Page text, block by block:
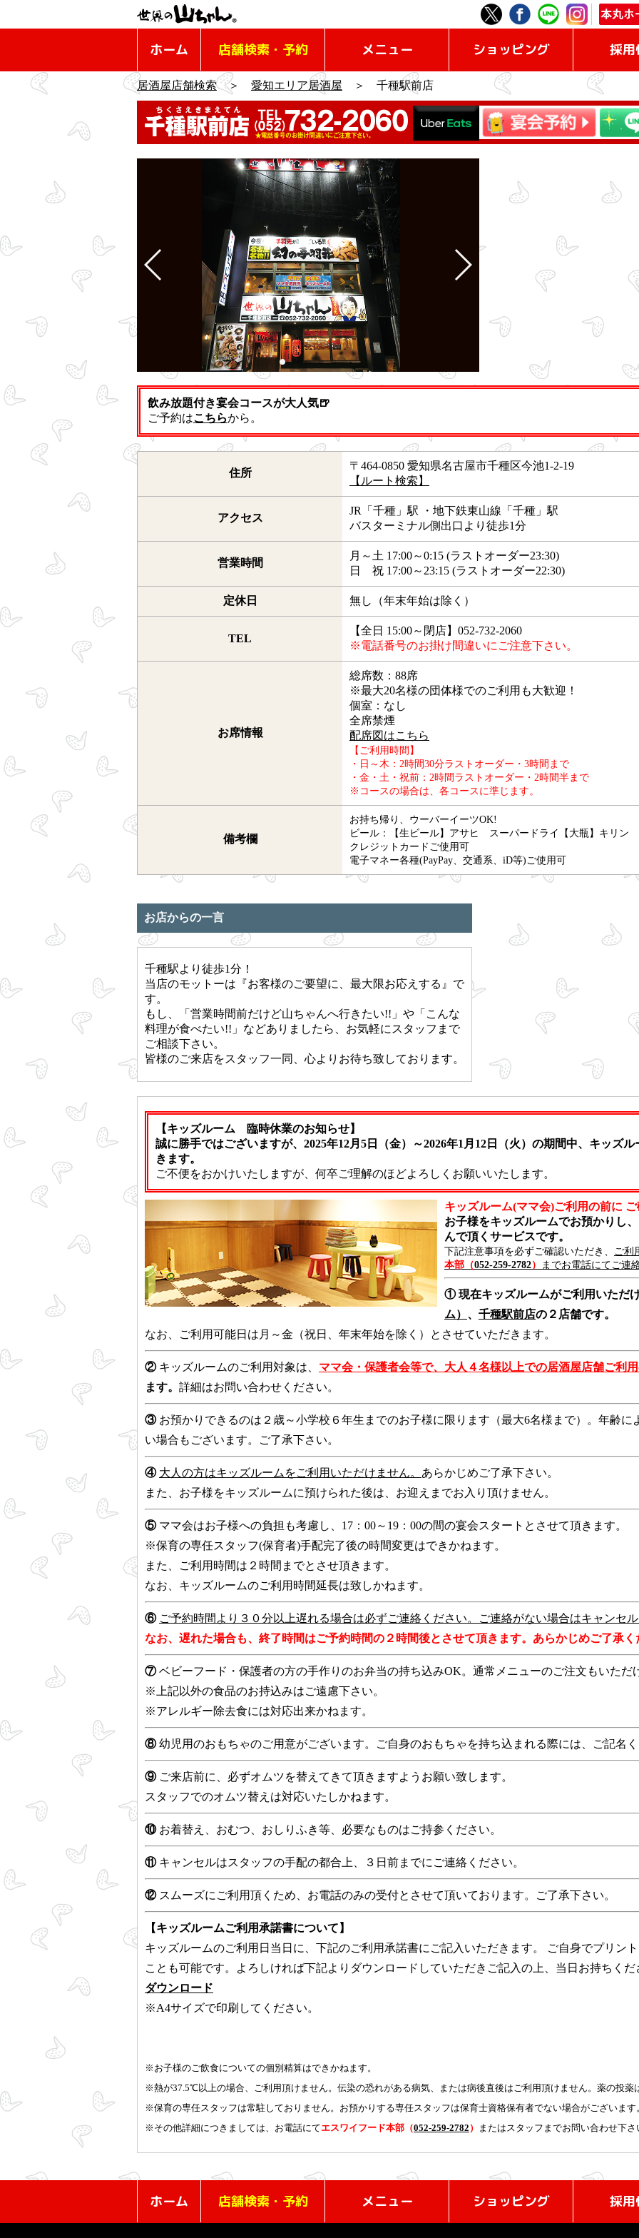
ホーム 店舗検索・予約 メニュー ショッピング 採用
居酒屋店舗検索＞ 愛知エリア居酒屋 ＞ 千種駅前店
飲み放題付き宴会コースが大人気🍺
ご予約はこちらから。
住所
〒464-0850 愛知県名古屋市千種区今池1-2-19
【ルート検索】
アクセス
JR「千種」駅 ・地下鉄東山線「千種」駅
バスターミナル側出口より徒歩1分
営業時間
月～土 17:00～0:15 (ラストオーダー23:30)
日 祝 17:00～23:15 (ラストオーダー22:30)
定休日 無し（年末年始は除く）
TEL
【全日 15:00～閉店】052-732-2060
※電話番号のお掛け間違いにご注意下さい。
お席情報
総席数：88席
※最大20名様の団体様でのご利用も大歓迎！
個室：なし
全席禁煙
配席図はこちら
【ご利用時間】
・日～木：2時間30分ラストオーダー・3時間まで
・金・土・祝前：2時間ラストオーダー・2時間半まで
※コースの場合は、各コースに準じます。
備考欄
お持ち帰り、ウーバーイーツOK!
ビール：【生ビール】アサヒ スーパードライ【大瓶】キリン
クレジットカードご使用可
電子マネー各種(PayPay、交通系、iD等)ご使用可
お店からの一言
千種駅より徒歩1分！
当店のモットーは『お客様のご要望に、最大限お応えする』で
す。
もし、「営業時間前だけど山ちゃんへ行きたい!!」や「こんな
料理が食べたい!!」などありましたら、お気軽にスタッフまで
ご相談下さい。
皆様のご来店をスタッフ一同、心よりお待ち致しております。
【キッズルーム 臨時休業のお知らせ】
誠に勝手ではございますが、2025年12月5日（金）～2026年1月12日（火）の期間中、キッズ
きます。
ご不便をおかけいたしますが、何卒ご理解のほどよろしくお願いいたします。
キッズルーム(ママ会)ご利用の前に
お子様をキッズルームでお預かりし
んで頂くサービスです。
下記注意事項を必ずご確認いただき、
ご利
本部（052-259-2782） までお電話にてご連
① 現在キッズルームがご利用いただ
ム） 、 千種駅前店の２店舗です。
なお、ご利用可能日は月～金（祝日、年末年始を除く）とさせていただきます。
②キッズルームのご利用対象は、 ママ会・保護者会等で、大人４名様以上での居酒屋店舗ご利
ます。 詳細はお問い合わせください。
③お預かりできるのは２歳～小学校６年生までのお子様に限ります（最大6名様まで）。年齢に
い場合もございます。ご了承下さい。
④ 大人の方はキッズルームをご利用いただけません。 あらかじめご了承下さい。
また、お子様をキッズルームに預けられた後は、お迎えまでお入り頂けません。
⑤ママ会はお子様への負担も考慮し、17：00～19：00の間の宴会スタートとさせて頂きます。
※保育の専任スタッフ(保育者)手配完了後の時間変更はできかねます。
また、ご利用時間は２時間までとさせ頂きます。
なお、キッズルームのご利用時間延長は致しかねます。
⑥ ご予約時間より３０分以上遅れる場合は必ずご連絡ください。ご連絡がない場合はキャンセ
なお、遅れた場合も、終了時間はご予約時間の２時間後とさせて頂きます。あらかじめご了承く
⑦ベビーフード・保護者の方の手作りのお弁当の持ち込みOK。通常メニューのご注文もいただ
※上記以外の食品のお持込みはご遠慮下さい。
※アレルギー除去食には対応出来かねます。
⑧幼児用のおもちゃのご用意がございます。ご自身のおもちゃを持ち込まれる際には、ご記名
⑨ご来店前に、必ずオムツを替えてきて頂きますようお願い致します。
スタッフでのオムツ替えは対応いたしかねます。
⑩お着替え、おむつ、おしりふき等、必要なものはご持参ください。
⑪キャンセルはスタッフの手配の都合上、３日前までにご連絡ください。
⑫スムーズにご利用頂くため、お電話のみの受付とさせて頂いております。ご了承下さい。
【キッズルームご利用承諾書について】
キッズルームのご利用日当日に、下記のご利用承諾書にご記入いただきます。 ご自身でプリン
ことも可能です。よろしければ下記よりダウンロードしていただきご記入の上、当日お持ちくだ
ダウンロード
※A4サイズで印刷してください。
※お子様のご飲食についての個別精算はできかねます。
※熱が37.5℃以上の場合、ご利用頂けません。伝染の恐れがある病気、または病後直後はご利用頂けません。薬の投薬
※保育の専任スタッフは常駐しておりません。お預かりする専任スタッフは保育士資格保有者でない場合がございます
※その他詳細につきましては、お電話にてエスワイフード本部（052-259-2782 ） またはスタッフまでお問い合わせ下さ
ホーム 店舗検索・予約 メニュー ショッピング 採用